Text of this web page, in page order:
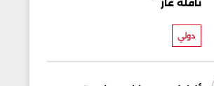
ناقلة غاز
دولي